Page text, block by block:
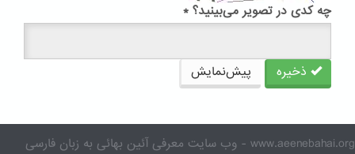
چه کدی در تصویر می‌بینید؟ *
ذخیره پیش‌نمایش
www.aeenebahai.org - وب سایت معرفی آئین بهائی به زبان فارسی